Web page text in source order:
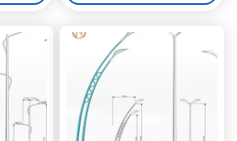
Wapenstraatlantaarn Pool